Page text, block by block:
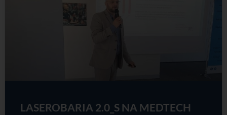
LASEROBARIA 2.0_S NA MEDTECH